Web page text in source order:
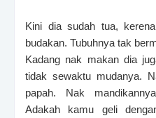
Kini dia sudah tua,
budakan. Tubuhnya tak
Kadang nak makan dia
tidak sewaktu mudanya.
papah. Nak
Adakah kamu geli